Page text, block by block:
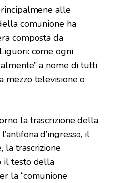
alle
comunione ha
composta da
come ogni
a nome di tutti
mezzo televisione o
la trascrizione della
d’ingresso, il
la trascrizione
il testo della
la “comunione